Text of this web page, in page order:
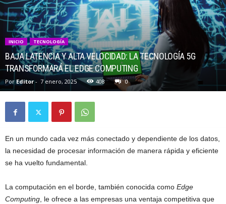
INICIO TECNOLOGÍA
BAJA LATENCIA Y ALTA VELOCIDAD: LA TECNOLOGÍA 5G
TRANSFORMARÁ EL EDGE COMPUTING
Por Editor- 7 enero, 2025 408 0
En un mundo cada vez más conectado y dependiente de los datos,
la necesidad de procesar información de manera rápida y eficiente
se ha vuelto fundamental.
La computación en el borde, también conocida como Edge
Computing, le ofrece a las empresas una ventaja competitiva que